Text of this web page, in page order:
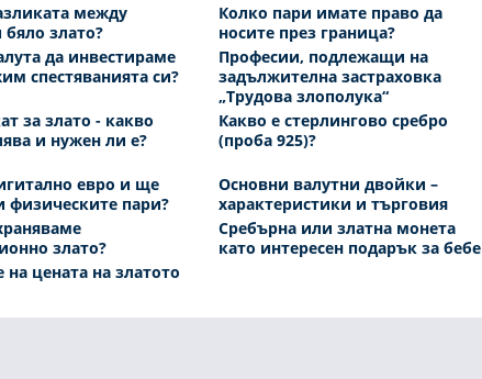
между
злато?
Колко пари имате право да
носите през граница?
да инвестираме
спестяванията си?
Професии, подлежащи на
задължителна застраховка
„Трудова злополука“
за злато - какво
и нужен ли е?
Какво е стерлингово сребро
(проба 925)?
евро и ще
физическите пари?
Основни валутни двойки –
характеристики и търговия
злато?
Сребърна или златна монета
като интересен подарък за бебе
цената на златото